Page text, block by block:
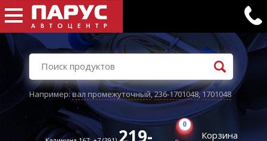
Например:вал промежуточный,236-1701048,1701048
219-
0
Корзина